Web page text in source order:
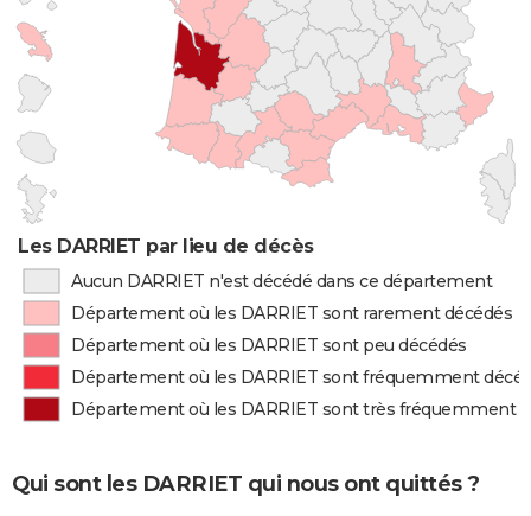
Les DARRIET par lieu de décès
Aucun DARRIET n'est décédé dans ce département
Département où les DARRIET sont rarement décédés
Département où les DARRIET sont peu décédés
Département où les DARRIET sont fréquemment
Département où les DARRIET sont très fréquemment
Qui sont les DARRIET qui nous ont quittés ?